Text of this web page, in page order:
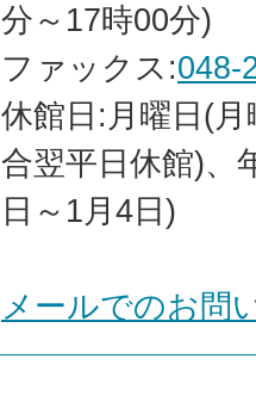
分～17時00分)
ファックス:048-
休館日:月曜日(
合翌平日休館)、
日～1月4日)
メールでのお問